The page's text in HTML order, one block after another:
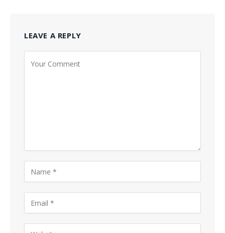
LEAVE A REPLY